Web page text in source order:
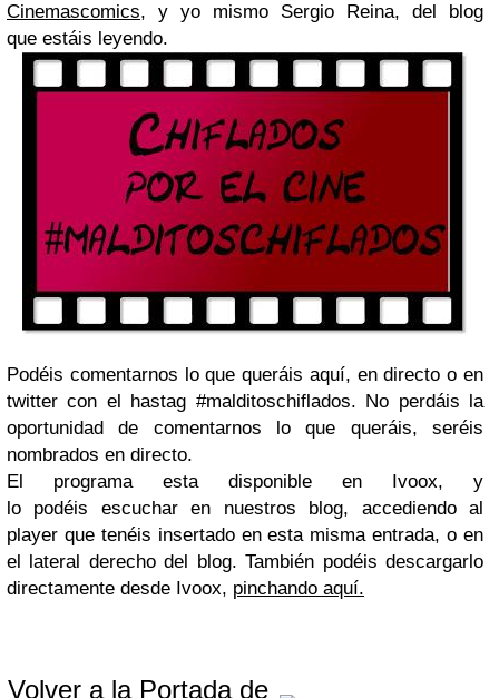
Cinemascomics, y yo mismo Sergio Reina, del blog
que estáis leyendo.
Podéis comentarnos lo que queráis aquí, en directo o en
twitter con el hastag #malditoschiflados. No perdáis la
oportunidad de comentarnos lo que queráis, seréis
nombrados en directo.
El programa esta disponible en Ivoox, y
lo podéis escuchar en nuestros blog, accediendo al
player que tenéis insertado en esta misma entrada, o en
el lateral derecho del blog. También podéis descargarlo
directamente desde Ivoox, pinchando aquí.
Volver a la Portada de